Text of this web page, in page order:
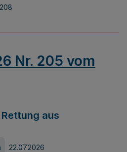
208
Nr. 205 vom
aus
22.07.2026